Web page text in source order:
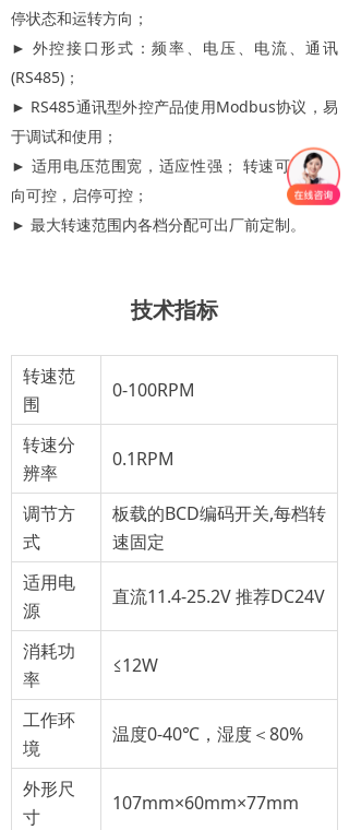
停状态和运转方向；
► 外控接口形式：频率、电压、电流、通讯
(RS485)；
► RS485通讯型外控产品使用Modbus协议，易
于调试和使用；
► 适用电压范围宽，适应性强； 转速可调，转
向可控，启停可控；
► 最大转速范围内各档分配可出厂前定制。
技术指标
转速范
围
0-100RPM
转速分
辨率
0.1RPM
调节方
式
板载的BCD编码开关,每档转
速固定
适用电
源
直流11.4-25.2V 推荐DC24V
消耗功
率
≤12W
工作环
境
温度0-40℃，湿度＜80%
外形尺
寸
107mm×60mm×77mm